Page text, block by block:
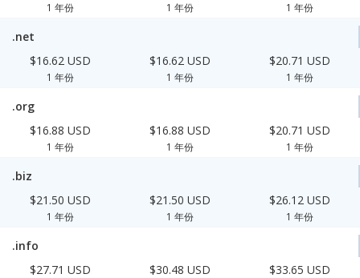
1 年份 1 年份 1 年份
.net
$16.62 USD
1 年份
$16.62 USD
1 年份
$20.71 USD
1 年份
.org
$16.88 USD
1 年份
$16.88 USD
1 年份
$20.71 USD
1 年份
.biz
$21.50 USD
1 年份
$21.50 USD
1 年份
$26.12 USD
1 年份
.info
$27.71 USD
$30.48 USD $33.65 USD